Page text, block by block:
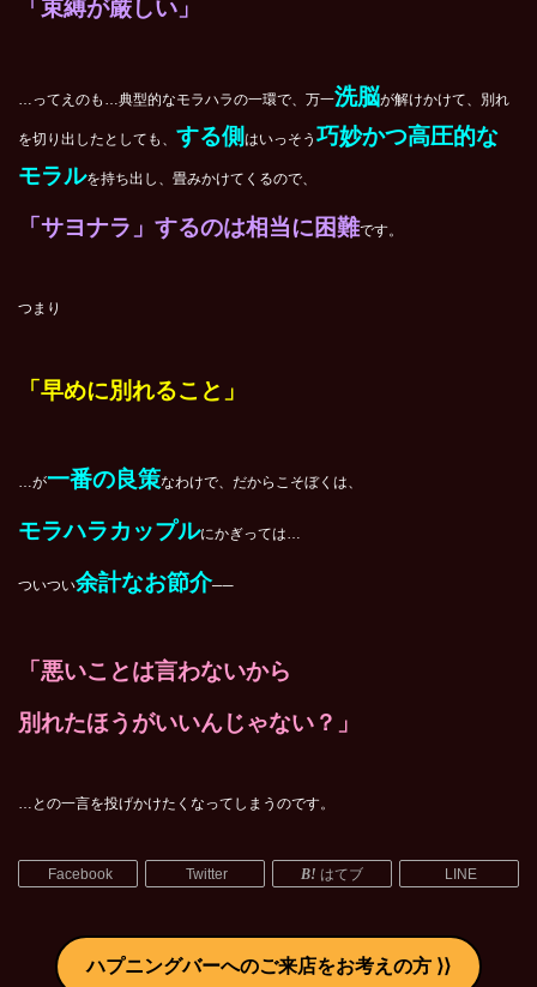
「束縛が厳しい」
…ってえのも…典型的なモラハラの一環で、万一洗脳が解けかけて、別れ
を切り出したとしても、 する側 はいっそう 巧妙かつ高圧的な
モラルを持ち出し、畳みかけてくるので、
「サヨナラ」するのは相当に困難です。
つまり
「早めに別れること」
…が一番の良策なわけで、だからこそぼくは、
モラハラカップルにかぎっては…
ついつい余計なお節介──
「悪いことは言わないから
別れたほうがいいんじゃない？」
…との一言を投げかけたくなってしまうのです。
Facebook Twitter はてブ LINE
ハプニングバーへのご来店をお考えの方